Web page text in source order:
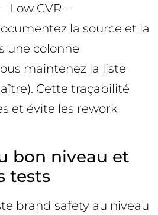
Low CVR –
la source et la
une colonne
maintenez la liste
Cette traçabilité
et évite les rework
bon niveau et
tests
brand safety au niveau